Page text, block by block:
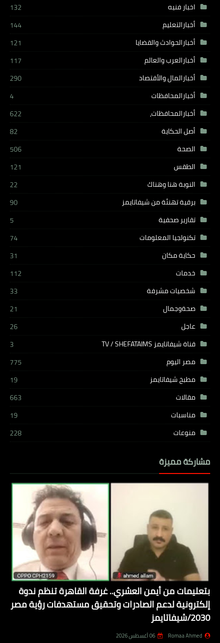
اخبار فنيه
132
أخبارالتعليم
144
أخبارالحوادث والقضايا
121
أخبارالعرب والعالم
117
أخبارالمال والأقتصاد
290
أخبارالمحافظات
4
أخبارالمحافظات،
622
أصل الحكاية
82
الصحة
506
الطقس
121
النوبة هنا وهناك
22
برقية تهنئة من شيفاتايمز
90
تقارير صحفية
5
تكنولجيا المعلومات
74
حكاية مكان
31
خدمات
112
شخصيات مشرفة
33
صحةوجمال
21
عاجل
26
قناة شيفاتايمز TV / SHEFATAIMS
3
مصر اليوم
775
مطبخ شيفاتايمز
19
مقالات
663
مناسبات
19
منوعات
228
مشاركة مميزة
بتعليمات من أيمن العشري.. غرفة القاهرة تنظم ندوة
إلكترونية لدعم الصادرات وتحقيق مستهدفات رؤية مصر
2030/شيفاتايمز
Romaa Ahmed 06 أغسطس 2026